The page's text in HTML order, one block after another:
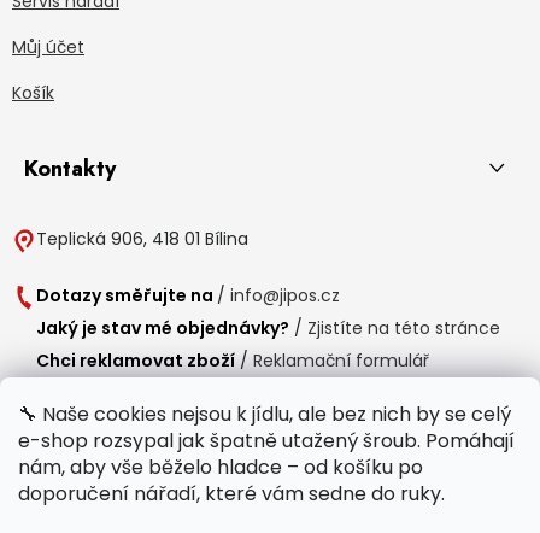
🔧 Naše cookies nejsou k jídlu, ale bez nich by se celý
e-shop rozsypal jak špatně utažený šroub. Pomáhají
nám, aby vše běželo hladce – od košíku po
doporučení nářadí, které vám sedne do ruky.
Můj účet
Košík
Kontakty
Teplická 906, 418 01 Bílina
Dotazy směřujte na / info@jipos.cz
Jaký je stav mé objednávky? / Zjistíte na této stránce
Chci reklamovat zboží / Reklamační formulář
Provozní doba
Po-Čt / 8:00 - 15:00